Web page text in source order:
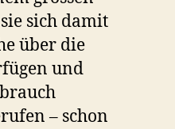
sich damit
über die
und
– schon